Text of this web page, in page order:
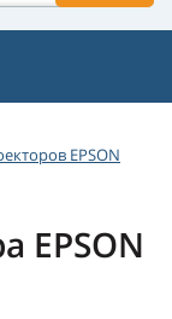
EPSON
EPSON